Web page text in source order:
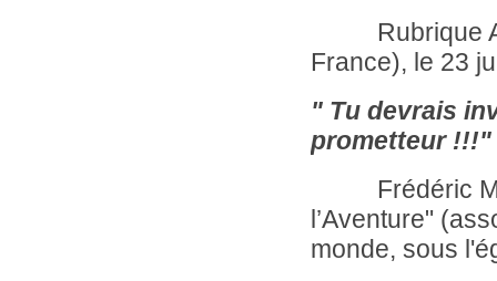
Rubrique
France), le 23
" Tu devrais
prometteur !!!"
Frédéric
l’Aventure"
monde, sous